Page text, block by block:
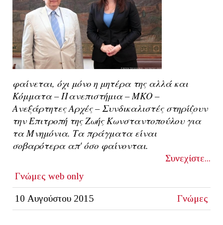
φαίνεται, όχι μόνο η μητέρα της αλλά και
Κόμματα – Πανεπιστήμια – ΜΚΟ –
Ανεξάρτητες Αρχές – Συνδικαλιστές στηρίζουν
την Επιτροπή της Ζωής Κωνσταντοπούλου για
τα Μνημόνια. Τα πράγματα είναι
σοβαρότερα απ' όσο φαίνονται.
Συνεχίστε...
Γνώμες web only
10 Αυγούστου 2015 Γνώμες